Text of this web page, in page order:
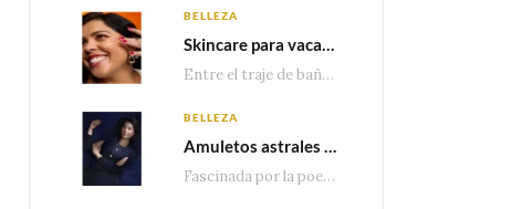
BELLEZA
Skincare para vacaciones: Los do’s and dont’s para cuidar tu piel
Entre el traje de baño, las sandalias, los lentes de sol y los looks que…
BELLEZA
Amuletos astrales y la icónica colección Zodiaque de Van Cleef & Arpels
Fascinada por la poesía de las estrellas, la Maison Van Cleef & Arpels celebra la llegada de las…